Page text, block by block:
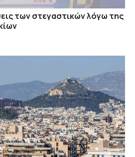
των στεγαστικών λόγω της